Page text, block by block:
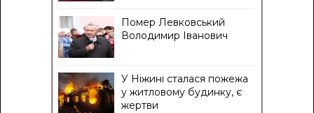
Помер Левковський
Володимир Іванович
У Ніжині сталася пожежа
у житловому будинку, є
жертви